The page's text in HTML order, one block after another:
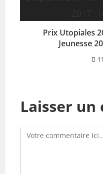
Prix Utopiales
Jeunesse
Laisser